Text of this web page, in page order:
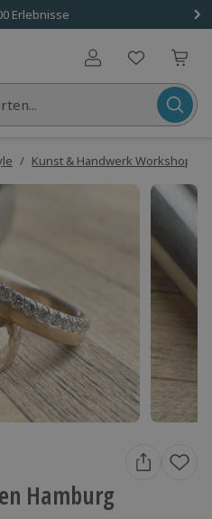
Erlebnisse
Benutzerkonto
/ Kunst & Handwerk Workshops
Hamburg